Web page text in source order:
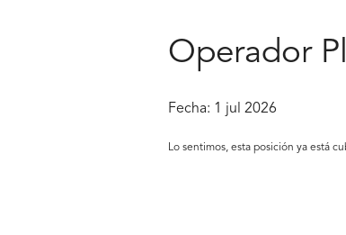
Operador
Fecha: 1 jul 2026
Lo sentimos, esta posición ya está